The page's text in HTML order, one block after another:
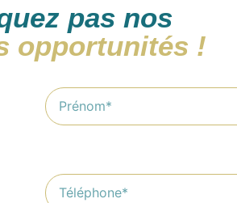
pas nos
opportunités !